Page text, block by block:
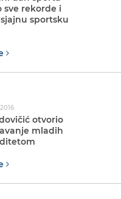
sve rekorde i
sportsku
otvorio
mladih